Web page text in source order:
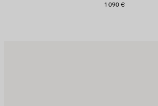
1 090 €